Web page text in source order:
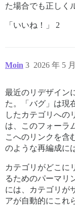
た場合でも正しく
「いいね！」 2
Moin 2026 年 5
3
最近のリデザイン
た。「バグ」は現
したカテゴリへの
は、このフォーラ
こへのリンクを含
のような再編成に
カテゴリがどこに
るためのパーマリ
には、カテゴリが
アが自動的にこれ